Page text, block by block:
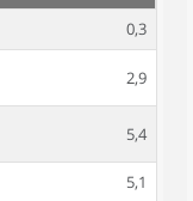
0,3
2,9
5,4
5,1